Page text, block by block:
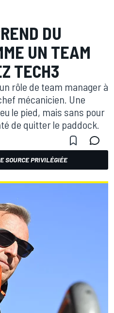
DU
UN TEAM
TECH3
rôle de team manager à
mécanicien. Une
le pied, mais sans pour
de quitter le paddock.
SOURCE PRIVILÉGIÉE